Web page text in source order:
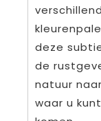
deze
de
natuur
waar u